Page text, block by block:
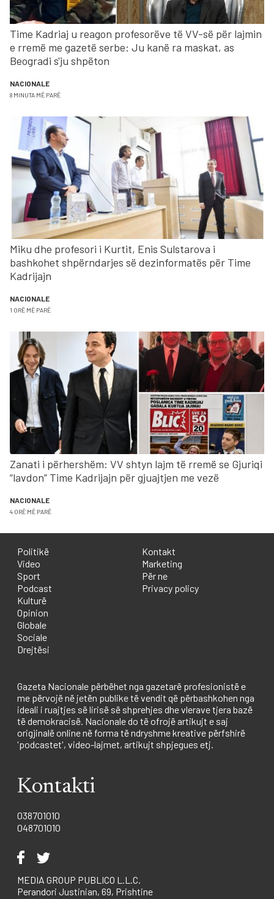
Time Kadriaj u reagon profesorëve të VV-së për lajmin
e rremë me gazetë serbe: Ju kanë ra maskat, as
Beogradi s'ju shpëton
NACIONALE
8 MINUTA MË PARË
Miku dhe profesori i Kurtit, Enis Sulstarova i
bashkohet shpërndarjes së dezinformatës për Time
Kadrijajn
NACIONALE
1 ORË MË PARË
Zanati i përhershëm: VV shtyn lajm të rremë se Gjuriqi
“lavdon” Time Kadrijajn për gjuajtjen me vezë
NACIONALE
4 ORË MË PARË
Politikë
Video
Sport
Podcast
Kulturë
Opinion
Globale
Sociale
Drejtësi
Kontakt
Marketing
Për ne
Privacy policy
Gazeta Nacionale përbëhet nga gazetarë profesionistë e
me përvojë në jetën publike të vendit që përbashkohen nga
ideali i ruajtjes së lirisë së shprehjes dhe vlerave tjera bazë
të demokracisë. Nacionale do të ofrojë artikujt e saj
origjinalë online në forma të ndryshme kreative përfshirë
'podcastet', video-lajmet, artikujt shpjegues etj.
Kontakti
038701010
048701010
MEDIA GROUP PUBLICO L.L.C.
Perandori Justinian, 69, Prishtine